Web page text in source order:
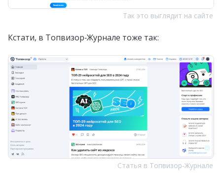
Так это выглядит на сайте
Кстати, в Топвизор‑Журнале тоже так:
Статья в Топвизор‑Журнале